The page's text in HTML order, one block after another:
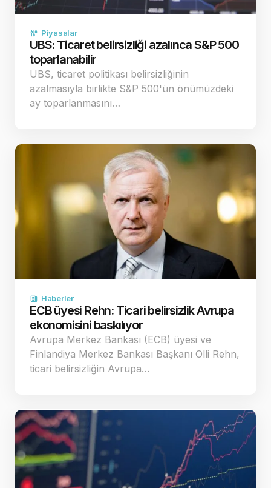
Piyasalar
UBS: Ticaret belirsizliği azalınca S&P 500
toparlanabilir
UBS, ticaret politikası belirsizliğinin
azalmasıyla birlikte S&P 500'ün önümüzdeki
ay toparlanmasını…
Haberler
ECB üyesi Rehn: Ticari belirsizlik Avrupa
ekonomisini baskılıyor
Avrupa Merkez Bankası (ECB) üyesi ve
Finlandiya Merkez Bankası Başkanı Olli Rehn,
ticari belirsizliğin Avrupa…